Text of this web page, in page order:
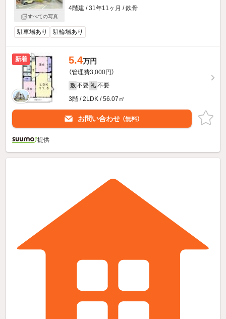
すべての写真
4階建 / 31年11ヶ月 / 鉄骨
駐車場あり 駐輪場あり
新着 5.4万円
（管理費3,000円）
敷 不要 礼 不要
3階 / 2LDK / 56.07㎡
お問い合わせ （無料）
提供